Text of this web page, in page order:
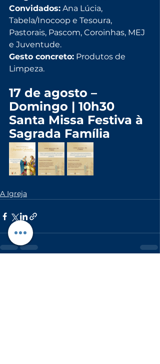
Convidados: Ana Lúcia,
Tabela/Inocoop e Tesoura,
Pastorais, Pascom, Coroinhas, MEJ
e Juventude.
Gesto concreto: Produtos de
Limpeza.
17 de agosto –
Domingo | 10h30
Santa Missa Festiva à
Sagrada Família
A Igreja